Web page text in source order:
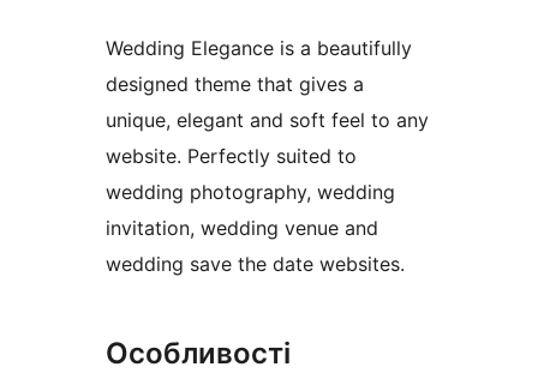
Wedding Elegance is a beautifully
designed theme that gives a
unique, elegant and soft feel to any
website. Perfectly suited to
wedding photography, wedding
invitation, wedding venue and
wedding save the date websites.
Особливості